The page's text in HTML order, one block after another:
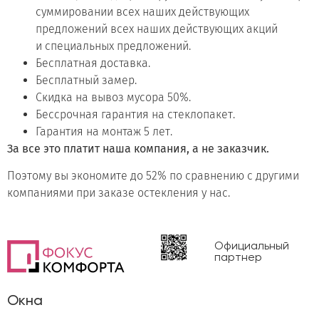
суммировании всех наших действующих
предложений всех наших действующих акций
и специальных предложений.
Бесплатная доставка.
Бесплатный замер.
Скидка на вывоз мусора 50%.
Бессрочная гарантия на стеклопакет.
Гарантия на монтаж 5 лет.
За все это платит наша компания, а не заказчик.
Поэтому вы экономите до 52% по сравнению с другими
компаниями при заказе остекления у нас.
Официальный
партнер
Окна